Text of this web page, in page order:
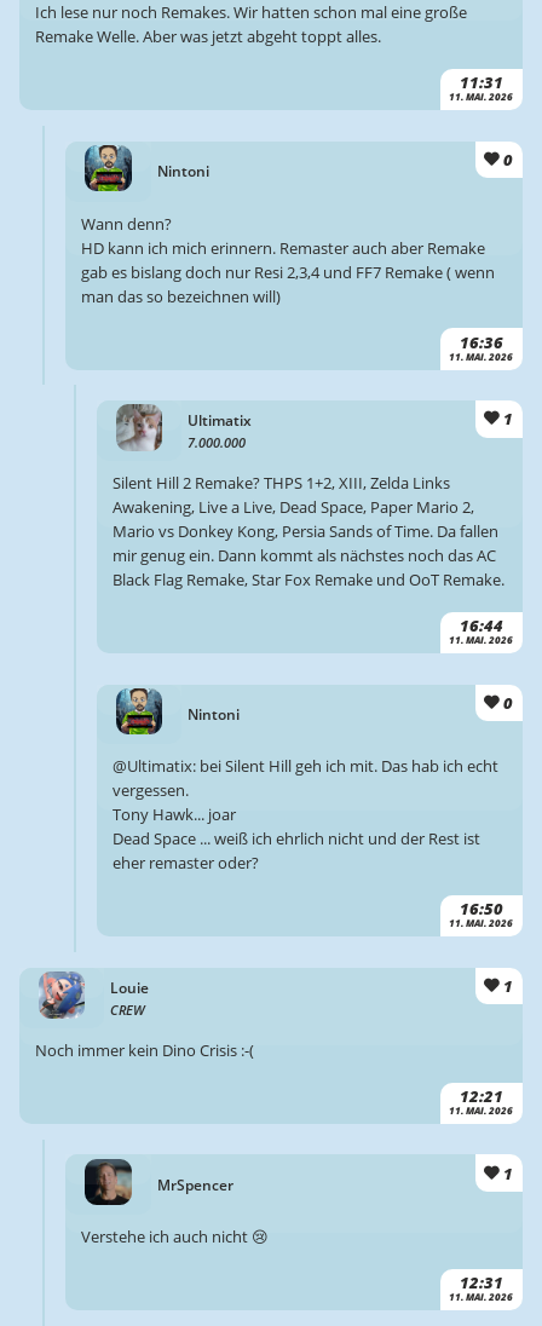
11:31
11. MAI. 2026
Ich lese nur noch Remakes. Wir hatten schon mal eine große
Remake Welle. Aber was jetzt abgeht toppt alles.
Nintoni
0
16:36
11. MAI. 2026
Wann denn?
HD kann ich mich erinnern. Remaster auch aber Remake
gab es bislang doch nur Resi 2,3,4 und FF7 Remake ( wenn
man das so bezeichnen will)
Ultimatix
7.000.000
1
16:44
11. MAI. 2026
Silent Hill 2 Remake? THPS 1+2, XIII, Zelda Links
Awakening, Live a Live, Dead Space, Paper Mario 2,
Mario vs Donkey Kong, Persia Sands of Time. Da fallen
mir genug ein. Dann kommt als nächstes noch das AC
Black Flag Remake, Star Fox Remake und OoT Remake.
Nintoni
0
16:50
11. MAI. 2026
@Ultimatix: bei Silent Hill geh ich mit. Das hab ich echt
vergessen.
Tony Hawk... joar
Dead Space ... weiß ich ehrlich nicht und der Rest ist
eher remaster oder?
Louie
CREW
1
12:21
11. MAI. 2026
Noch immer kein Dino Crisis :-(
MrSpencer
1
12:31
11. MAI. 2026
Verstehe ich auch nicht 😢